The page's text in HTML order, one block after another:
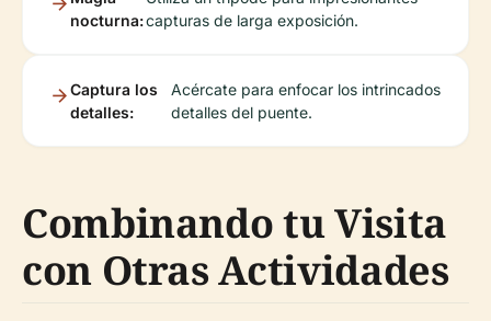
nocturna:capturas de larga exposición.
Captura los
detalles:
Acércate para enfocar los intrincados
detalles del puente.
Combinando tu Visita
con Otras Actividades